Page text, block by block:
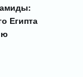
Египта